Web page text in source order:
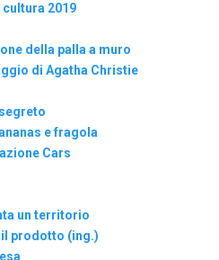
2019
della palla a muro
di Agatha Christie
e fragola
Cars
un territorio
prodotto (ing.)